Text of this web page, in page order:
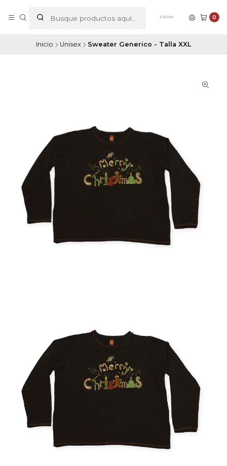
0
Inicio Unisex Sweater Generico - Talla XXL